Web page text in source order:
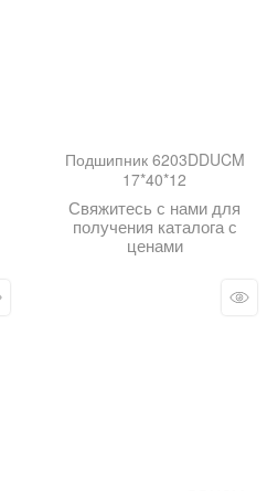
Подшипник 6203DDUCM
17*40*12
Свяжитесь с нами для
получения каталога с
ценами